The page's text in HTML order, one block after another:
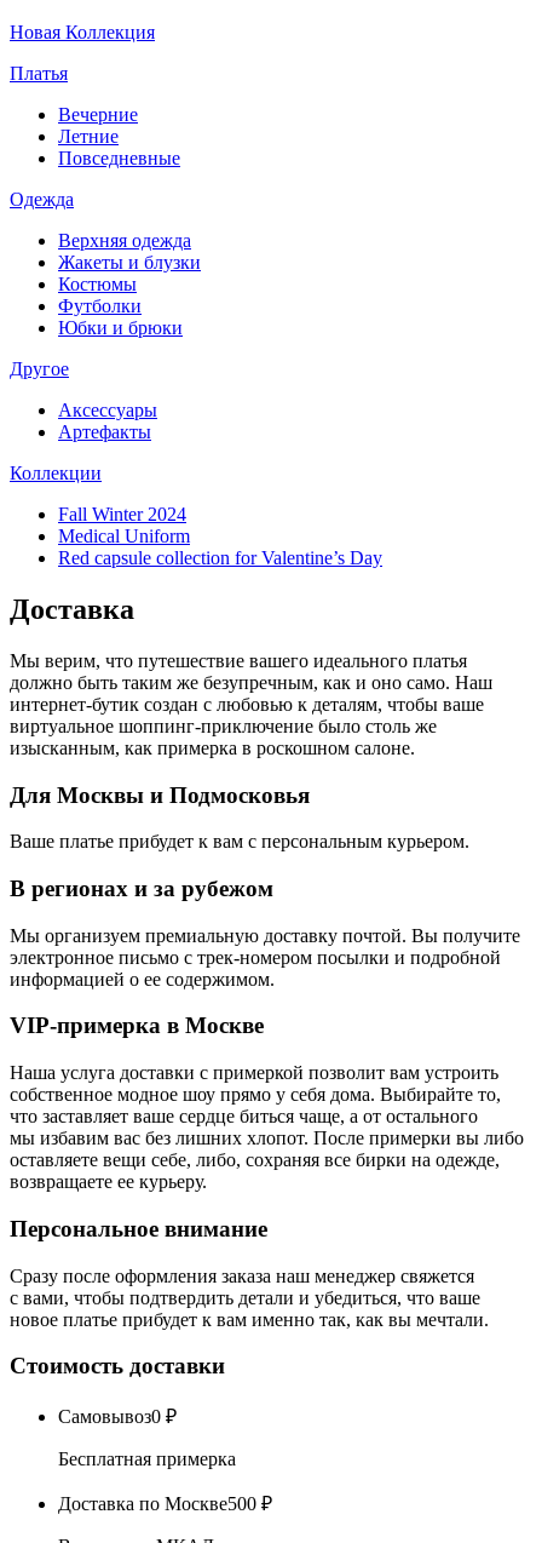
Новая Коллекция
Платья
Вечерние
Летние
Повседневные
Одежда
Верхняя одежда
Жакеты и блузки
Костюмы
Футболки
Юбки и брюки
Другое
Аксессуары
Артефакты
Коллекции
Fall Winter 2024
Medical Uniform
Red capsule collection for Valentine’s Day
Доставка
Мы верим, что путешествие вашего идеального платья
должно быть таким же безупречным, как и оно само. Наш
интернет-бутик создан с любовью к деталям, чтобы ваше
виртуальное шоппинг-приключение было столь же
изысканным, как примерка в роскошном салоне.
Для Москвы и Подмосковья
Ваше платье прибудет к вам с персональным курьером.
В регионах и за рубежом
Мы организуем премиальную доставку почтой. Вы получите
электронное письмо с трек-номером посылки и подробной
информацией о ее содержимом.
VIP-примерка в Москве
Наша услуга доставки с примеркой позволит вам устроить
собственное модное шоу прямо у себя дома. Выбирайте то,
что заставляет ваше сердце биться чаще, а от остального
мы избавим вас без лишних хлопот. После примерки вы либо
оставляете вещи себе, либо, сохраняя все бирки на одежде,
возвращаете ее курьеру.
Персональное внимание
Сразу после оформления заказа наш менеджер свяжется
с вами, чтобы подтвердить детали и убедиться, что ваше
новое платье прибудет к вам именно так, как вы мечтали.
Стоимость доставки
Самовывоз0 ₽
Бесплатная примерка
Доставка по Москве500 ₽